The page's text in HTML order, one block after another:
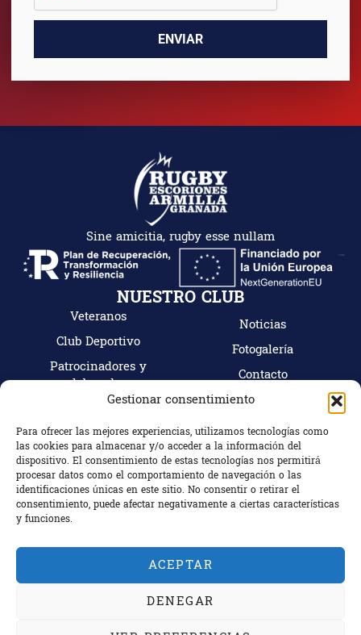
Gestionar consentimiento
Para ofrecer las mejores experiencias, utilizamos tecnologías como
las cookies para almacenar y/o acceder a la información del
dispositivo. El consentimiento de estas tecnologías nos permitirá
procesar datos como el comportamiento de navegación o las
identificaciones únicas en este sitio. No consentir o retirar el
consentimiento, puede afectar negativamente a ciertas características
y funciones.
ACEPTAR
DENEGAR
ENVIAR
Sine amicitia, rugby esse nullam
NUESTRO CLUB
Veteranos
Club Deportivo
Patrocinadores y
colaboradores
Tienda
Hazte socio
Noticias
Fotogalería
Contacto
Mi cuenta
CONTACTO
C/ Camino Bajo Nº18, 18100 Armilla (Granada)
Granada, España
+34 672 863 799
Copyright © 2024 Rugby Escoriones Granada.